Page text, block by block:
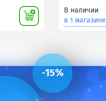
В наличии
в 1 магазине
-15%